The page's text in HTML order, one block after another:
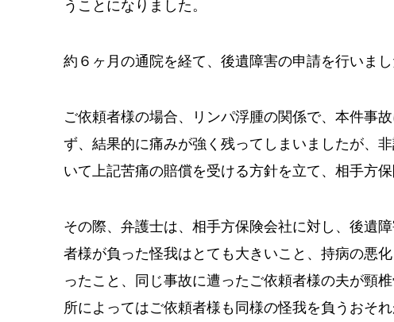
うことになりました。
約６ヶ月の通院を経て、後遺障害の申請を行いま
ご依頼者様の場合、リンパ浮腫の関係で、本件事
ず、結果的に痛みが強く残ってしまいましたが、
いて上記苦痛の賠償を受ける方針を立て、相手方
その際、弁護士は、相手方保険会社に対し、後遺
者様が負った怪我はとても大きいこと、持病の悪
ったこと、同じ事故に遭ったご依頼者様の夫が頸
所によってはご依頼者様も同様の怪我を負うおそ